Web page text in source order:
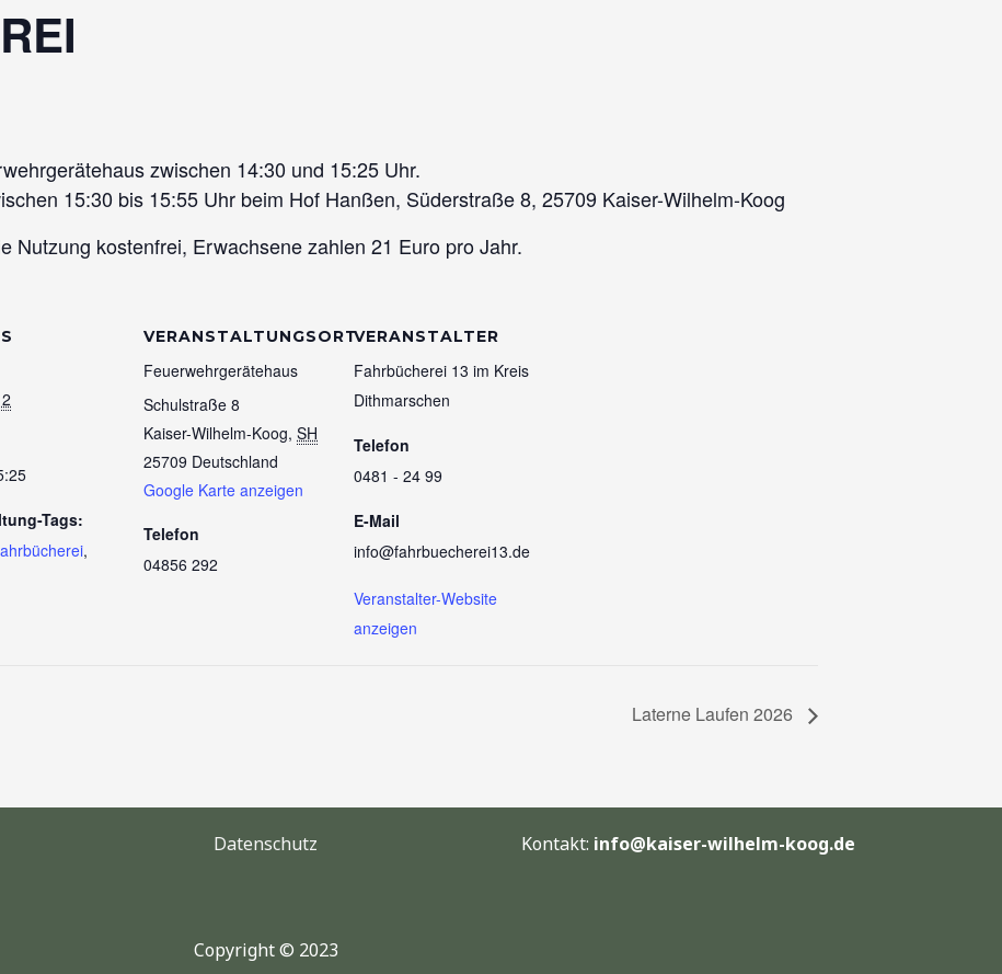
zwischen 14:30 und 15:25 Uhr.
15:30 bis 15:55 Uhr beim Hof Hanßen, Süderstraße 8, 25709 Kaiser-Wilhelm-Koog
Nutzung kostenfrei, Erwachsene zahlen 21 Euro pro Jahr.
Tags:
,
VERANSTALTUNGSORT
Feuerwehrgerätehaus
Schulstraße 8
Kaiser-Wilhelm-Koog, SH
25709 Deutschland
Google Karte anzeigen
Telefon
04856 292
VERANSTALTER
Fahrbücherei 13 im Kreis
Dithmarschen
Telefon
0481 - 24 99
E-Mail
info@fahrbuecherei13.de
Veranstalter-Website
anzeigen
Laterne Laufen 2026
Datenschutz Kontakt: info@kaiser-wilhelm-koog.de
Copyright © 2023